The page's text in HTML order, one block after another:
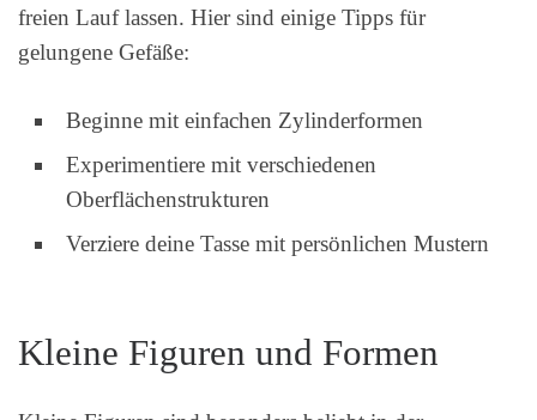
freien Lauf lassen. Hier sind einige Tipps für
gelungene Gefäße:
Beginne mit einfachen Zylinderformen
Experimentiere mit verschiedenen
Oberflächenstrukturen
Verziere deine Tasse mit persönlichen Mustern
Kleine Figuren und Formen